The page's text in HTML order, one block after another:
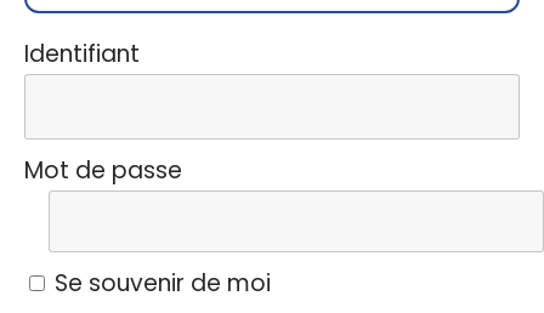
Identifiant
Mot de passe
Se souvenir de moi